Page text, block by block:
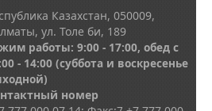
Казахстан, 050009,
ул. Толе би, 189
работы: 9:00 - 17:00, обед с
:00 - 14:00 (суббота и воскресенье
номер